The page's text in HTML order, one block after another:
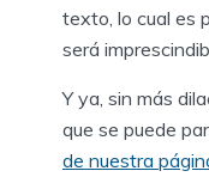
texto, lo cual es
será
Y ya, sin más
que se puede
de nuestra